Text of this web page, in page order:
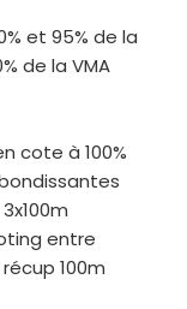
et 95% de la
de la VMA
cote à 100%
entre
100m